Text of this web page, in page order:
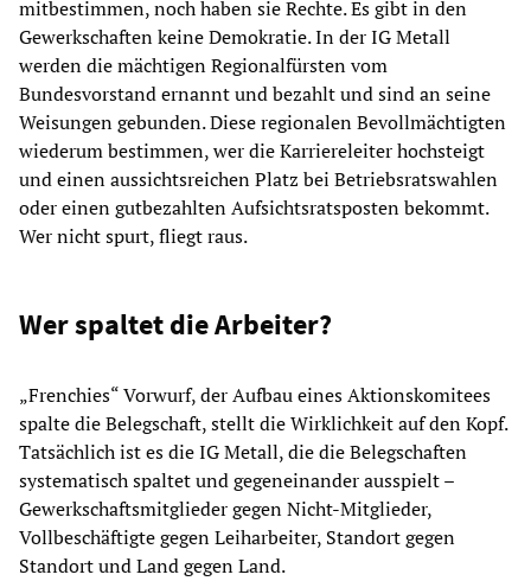
mitbestimmen, noch haben sie Rechte. Es gibt in den
Gewerkschaften keine Demokratie. In der IG Metall
werden die mächtigen Regionalfürsten vom
Bundesvorstand ernannt und bezahlt und sind an seine
Weisungen gebunden. Diese regionalen Bevollmächtigten
wiederum bestimmen, wer die Karriereleiter hochsteigt
und einen aussichtsreichen Platz bei Betriebsratswahlen
oder einen gutbezahlten Aufsichtsratsposten bekommt.
Wer nicht spurt, fliegt raus.
Wer spaltet die Arbeiter?
„Frenchies“ Vorwurf, der Aufbau eines Aktionskomitees
spalte die Belegschaft, stellt die Wirklichkeit auf den Kopf.
Tatsächlich ist es die IG Metall, die die Belegschaften
systematisch spaltet und gegeneinander ausspielt –
Gewerkschaftsmitglieder gegen Nicht-Mitglieder,
Vollbeschäftigte gegen Leiharbeiter, Standort gegen
Standort und Land gegen Land.